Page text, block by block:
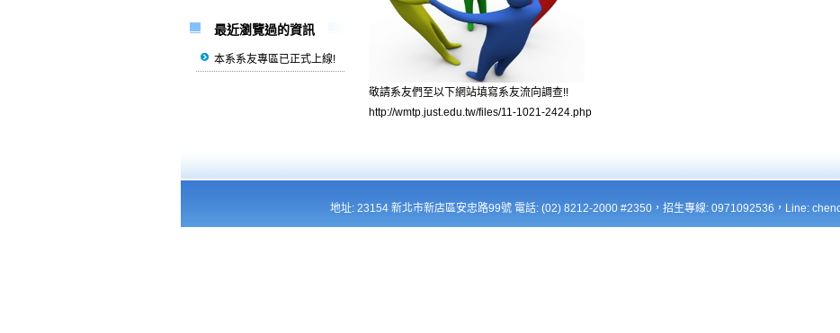
最近瀏覽過的資訊
本系系友專區已正式上線!
敬請系友們至以下網站填寫系友流向調查!!
http://wmtp.just.edu.tw/files/11-1021-2424.php
地址: 23154 新北市新店區安忠路99號 電話: (02) 8212-2000 #2350，招生專線: 0971092536，Line: